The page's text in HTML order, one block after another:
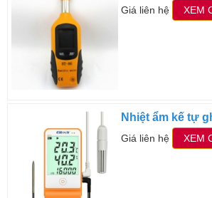
Giá liên hệ XEM
Nhiệt ẩm kế tự
Giá liên hệ XEM